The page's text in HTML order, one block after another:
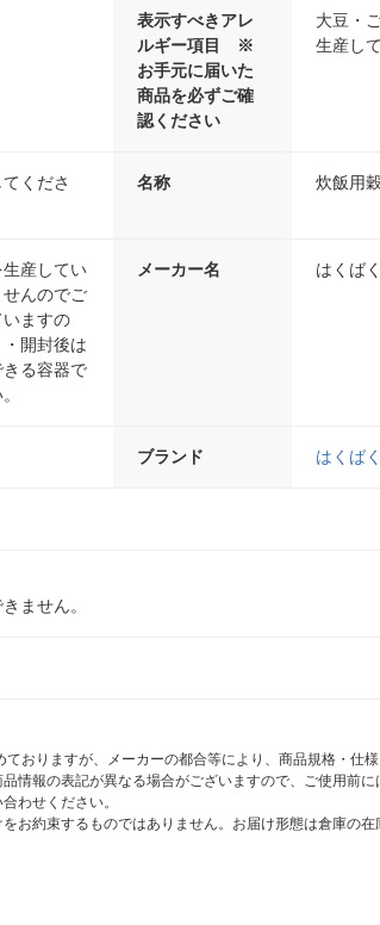
表示すべきアレ
ルギー項目 ※
お手元に届いた
商品を必ずご確
認ください
大豆・
生産し
くださ
名称 炊飯用
生産してい
んのでご
ますの
開封後は
る容器で
メーカー名 はくばく
ブランド はくばく
ません。
おりますが、メーカーの都合等により、商品規格・仕
情報の表記が異なる場合がございますので、ご使用前
わせください。
お約束するものではありません。お届け形態は倉庫の